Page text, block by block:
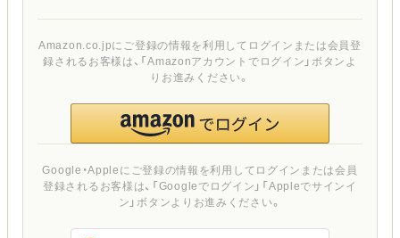
Google・Appleにご登録の情報を利用してログインまたは会員
登録されるお客様は、「Googleでログイン」「Appleでサインイ
ン」ボタンよりお進みください。
Amazon.co.jpにご登録の情報を利用してログインまたは会員登
録されるお客様は、「Amazonアカウントでログイン」ボタンよ
りお進みください。